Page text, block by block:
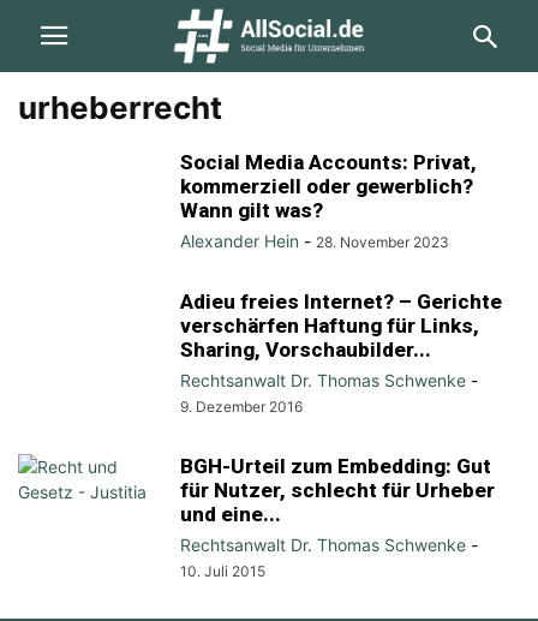
urheberrecht
Social Media Accounts: Privat,
kommerziell oder gewerblich?
Wann gilt was?
Alexander Hein - 28. November 2023
Adieu freies Internet? – Gerichte
verschärfen Haftung für Links,
Sharing, Vorschaubilder...
Rechtsanwalt Dr. Thomas Schwenke -
9. Dezember 2016
BGH-Urteil zum Embedding: Gut
für Nutzer, schlecht für Urheber
und eine...
Rechtsanwalt Dr. Thomas Schwenke -
10. Juli 2015